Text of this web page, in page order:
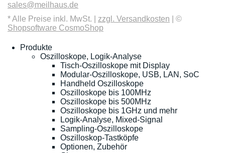
sales@meilhaus.de
* Alle Preise inkl. MwSt. | zzgl. Versandkosten | ©
Shopsoftware CosmoShop
Produkte
Oszilloskope, Logik-Analyse
Tisch-Oszilloskope mit Display
Modular-Oszilloskope, USB, LAN, SoC
Handheld Oszilloskope
Oszilloskope bis 100MHz
Oszilloskope bis 500MHz
Oszilloskope bis 1GHz und mehr
Logik-Analyse, Mixed-Signal
Sampling-Oszilloskope
Oszilloskop-Tastköpfe
Optionen, Zubehör